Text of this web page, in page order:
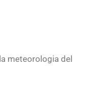
meteorologia del